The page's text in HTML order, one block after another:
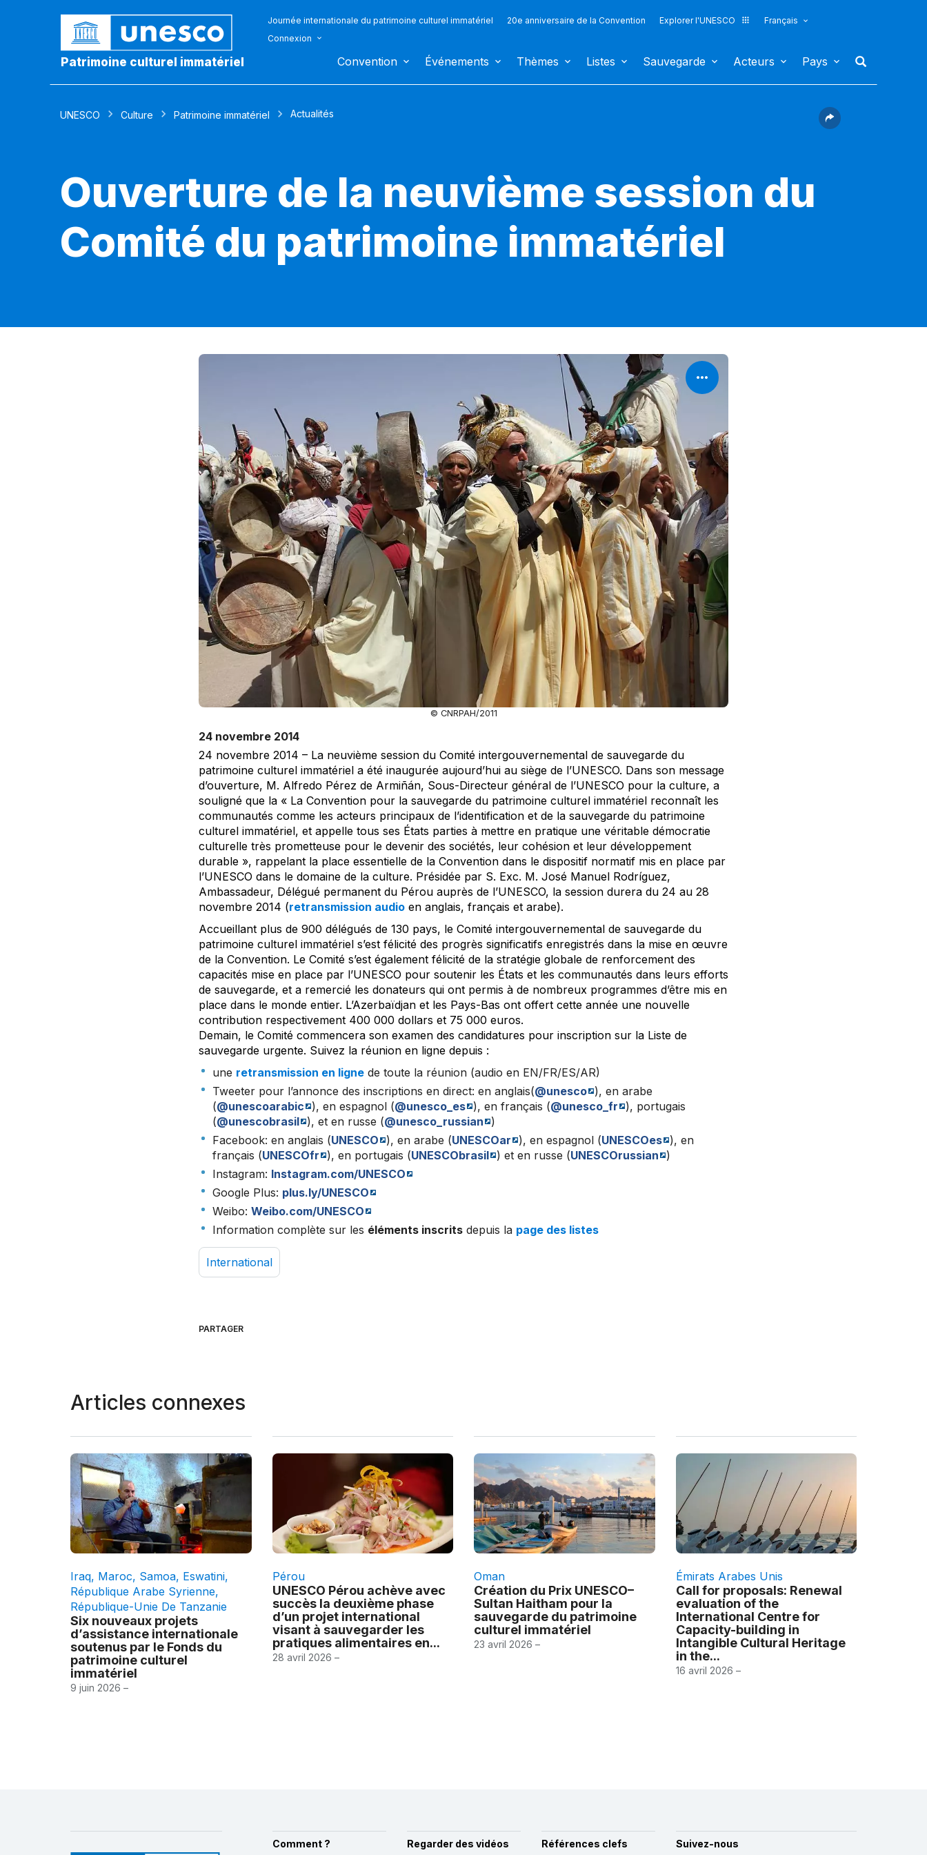
Patrimoine culturel immatériel
Journée internationale du patrimoine culturel immatériel 20e anniversaire de la Convention Explorer l'UNESCO
Français
Connexion
Convention Événements Thèmes Listes Sauvegarde Acteurs Pays
UNESCO Culture Patrimoine immatériel Actualités
Ouverture de la neuvième session du
Comité du patrimoine immatériel
© CNRPAH/2011
24 novembre 2014
24 novembre 2014 – La neuvième session du Comité intergouvernemental de sauvegarde du
patrimoine culturel immatériel a été inaugurée aujourd’hui au siège de l’UNESCO. Dans son message
d’ouverture, M. Alfredo Pérez de Armiñán, Sous-Directeur général de l’UNESCO pour la culture, a
souligné que la « La Convention pour la sauvegarde du patrimoine culturel immatériel reconnaît les
communautés comme les acteurs principaux de l’identification et de la sauvegarde du patrimoine
culturel immatériel, et appelle tous ses États parties à mettre en pratique une véritable démocratie
culturelle très prometteuse pour le devenir des sociétés, leur cohésion et leur développement
durable », rappelant la place essentielle de la Convention dans le dispositif normatif mis en place par
l’UNESCO dans le domaine de la culture. Présidée par S. Exc. M. José Manuel Rodríguez,
Ambassadeur, Délégué permanent du Pérou auprès de l’UNESCO, la session durera du 24 au 28
novembre 2014 (retransmission audio en anglais, français et arabe).
Accueillant plus de 900 délégués de 130 pays, le Comité intergouvernemental de sauvegarde du
patrimoine culturel immatériel s’est félicité des progrès significatifs enregistrés dans la mise en œuvre
de la Convention. Le Comité s’est également félicité de la stratégie globale de renforcement des
capacités mise en place par l’UNESCO pour soutenir les États et les communautés dans leurs efforts
de sauvegarde, et a remercié les donateurs qui ont permis à de nombreux programmes d’être mis en
place dans le monde entier. L’Azerbaïdjan et les Pays-Bas ont offert cette année une nouvelle
contribution respectivement 400 000 dollars et 75 000 euros.
Demain, le Comité commencera son examen des candidatures pour inscription sur la Liste de
sauvegarde urgente. Suivez la réunion en ligne depuis :
une retransmission en ligne de toute la réunion (audio en EN/FR/ES/AR)
Tweeter pour l’annonce des inscriptions en direct: en anglais(@unesco ), en arabe
(@unescoarabic ), en espagnol (@unesco_es ), en français (@unesco_fr
), portugais
(@unescobrasil ), et en russe (@unesco_russian
)
Facebook: en anglais (UNESCO ), en arabe (UNESCOar ), en espagnol (UNESCOes ), en
français (UNESCOfr ), en portugais (UNESCObrasil ) et en russe (UNESCOrussian
)
Instagram: Instagram.com/UNESCO
Google Plus: plus.ly/UNESCO
Weibo: Weibo.com/UNESCO
Information complète sur les éléments inscrits depuis la page des listes
International
PARTAGER
Articles connexes
Iraq, Maroc, Samoa, Eswatini,
République Arabe Syrienne,
République-Unie De Tanzanie
Six nouveaux projets
d’assistance internationale
soutenus par le Fonds du
patrimoine culturel
immatériel
9 juin 2026 –
Pérou
UNESCO Pérou achève avec
succès la deuxième phase
d’un projet international
visant à sauvegarder les
pratiques alimentaires en...
28 avril 2026 –
Oman
Création du Prix UNESCO–
Sultan Haitham pour la
sauvegarde du patrimoine
culturel immatériel
23 avril 2026 –
Émirats Arabes Unis
Call for proposals: Renewal
evaluation of the
International Centre for
Capacity-building in
Intangible Cultural Heritage
in the...
16 avril 2026 –
Comment ? Regarder des vidéos Références clefs Suivez-nous